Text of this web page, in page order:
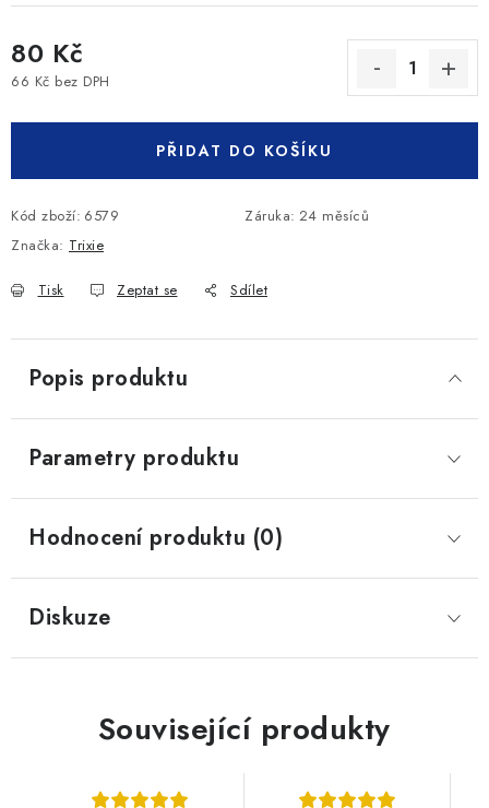
80 Kč
66 Kč bez DPH
PŘIDAT DO KOŠÍKU
Kód zboží: 6579 Záruka: 24 měsíců
Značka: Trixie
Tisk Zeptat se Sdílet
Popis produktu
Parametry produktu
Hodnocení produktu (0)
Diskuze
Související produkty